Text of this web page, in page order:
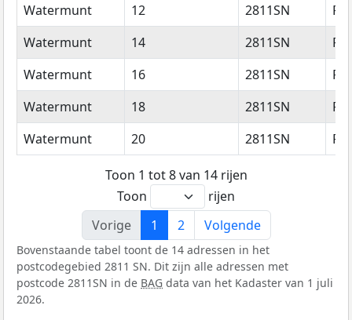
Watermunt
12 2811SN
Watermunt
14 2811SN
Watermunt
16 2811SN
Watermunt
18 2811SN
Watermunt
20 2811SN
Toon 1 tot 8 van 14 rijen
Toon
rijen
Vorige
1 2 Volgende
Bovenstaande tabel toont de 14 adressen in het
postcodegebied 2811 SN. Dit zijn alle adressen met
postcode 2811SN in de BAG data van het Kadaster van 1 juli
2026.